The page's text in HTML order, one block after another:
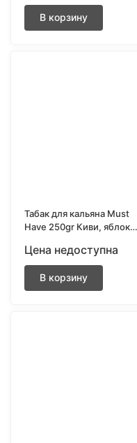
В корзину
Табак для кальяна Must
Have 250gr Киви, яблоко
Цена недоступна
В корзину